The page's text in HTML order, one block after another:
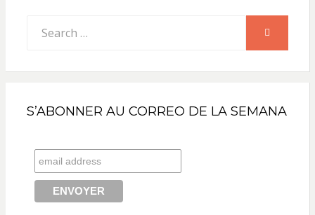
for:
SEARCH
S’ABONNER AU CORREO DE LA SEMANA